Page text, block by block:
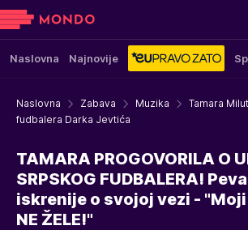
Naslovna Najnovije
Naslovna Zabava Muzika
Tamara
fudbalera Darka Jevtića
TAMARA PROGOVORILA O
SRPSKOG FUDBALERA!
iskrenije o svojoj vezi -
NE ŽELE!"